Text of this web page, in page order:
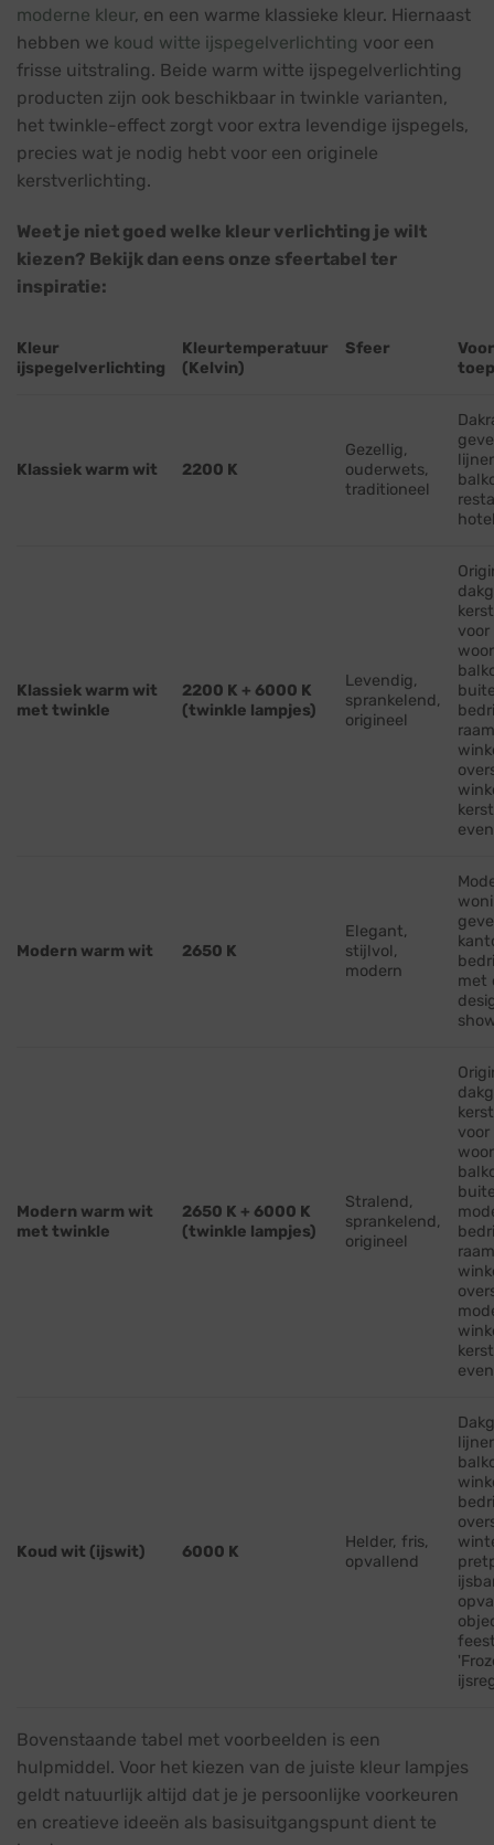
moderne kleur, en een warme klassieke kleur. Hiernaast
hebben we koud witte ijspegelverlichting voor een
frisse uitstraling. Beide warm witte ijspegelverlichting
producten zijn ook beschikbaar in twinkle varianten,
het twinkle-effect zorgt voor extra levendige ijspegels,
precies wat je nodig hebt voor een originele
kerstverlichting.
Weet je niet goed welke kleur verlichting je wilt
kiezen? Bekijk dan eens onze sfeertabel ter
inspiratie:
Kleur
ijspegelverlichting
Kleurtemperatuur
(Kelvin)
Sfeer
Klassiek warm wit 2200 K
Gezellig,
ouderwets,
traditioneel
Klassiek warm wit
met twinkle
2200 K + 6000 K
(twinkle lampjes)
Levendig,
sprankelend,
origineel
voor
Modern warm wit 2650 K
Elegant,
stijlvol,
modern
met
Modern warm wit
met twinkle
2650 K + 6000 K
(twinkle lampjes)
Stralend,
sprankelend,
origineel
Koud wit (ijswit) 6000 K
Helder, fris,
opvallend
Bovenstaande tabel met voorbeelden is een
hulpmiddel. Voor het kiezen van de juiste kleur lampjes
geldt natuurlijk altijd dat je je persoonlijke voorkeuren
en creatieve ideeën als basisuitgangspunt dient te